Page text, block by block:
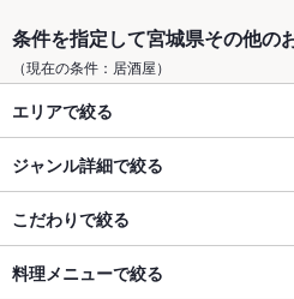
条件を指定して宮城県その他の
（現在の条件：居酒屋）
エリアで絞る
ジャンル詳細で絞る
こだわりで絞る
料理メニューで絞る